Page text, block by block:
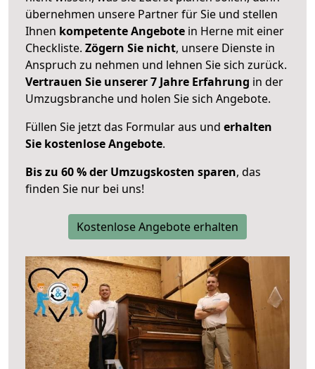
übernehmen unsere Partner für Sie und stellen
Ihnen kompetente Angebote in Herne mit einer
Checkliste. Zögern Sie nicht, unsere Dienste in
Anspruch zu nehmen und lehnen Sie sich zurück.
Vertrauen Sie unserer 7 Jahre Erfahrung in der
Umzugsbranche und holen Sie sich Angebote.
Füllen Sie jetzt das Formular aus und erhalten
Sie kostenlose Angebote.
Bis zu 60 % der Umzugskosten sparen, das
finden Sie nur bei uns!
Kostenlose Angebote erhalten